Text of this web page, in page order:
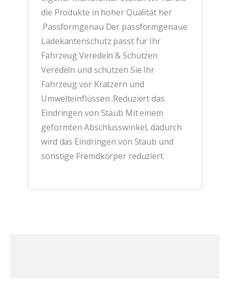
die Produkte in hoher Qualität her
.Passformgenau Der passformgenaue
Ladekantenschutz passt für Ihr
Fahrzeug Veredeln & Schützen
Veredeln und schützen Sie Ihr
Fahrzeug vor Kratzern und
Umwelteinflüssen .Reduziert das
Eindringen von Staub Mit einem
geformten Abschlusswinkel, dadurch
wird das Eindringen von Staub und
sonstige Fremdkörper reduziert.